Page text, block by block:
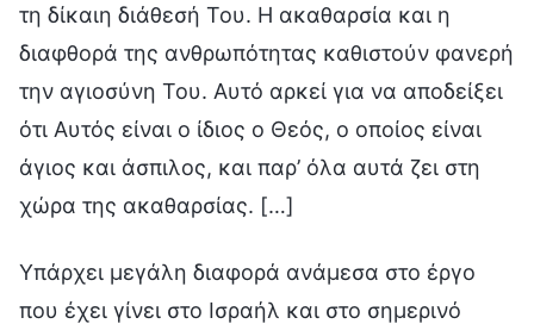
τη δίκαιη διάθεσή Του. Η ακαθαρσία και η
διαφθορά της ανθρωπότητας καθιστούν φανερή
την αγιοσύνη Του. Αυτό αρκεί για να αποδείξει
ότι Αυτός είναι ο ίδιος ο Θεός, ο οποίος είναι
άγιος και άσπιλος, και παρ’ όλα αυτά ζει στη
χώρα της ακαθαρσίας. […]
Υπάρχει μεγάλη διαφορά ανάμεσα στο έργο
που έχει γίνει στο Ισραήλ και στο σημερινό